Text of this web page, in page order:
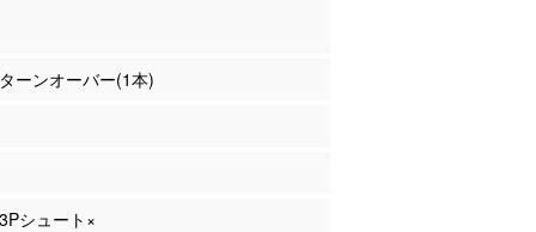
ーンオーバー(1本)
シュート×